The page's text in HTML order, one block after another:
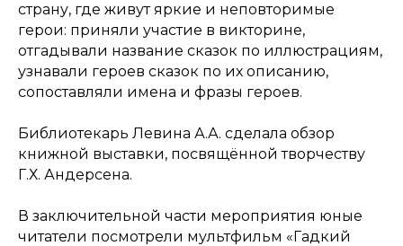
страну, где живут яркие и неповторимые
герои: приняли участие в викторине,
отгадывали название сказок по иллюстрациям,
узнавали героев сказок по их описанию,
сопоставляли имена и фразы героев.
Библиотекарь Левина А.А. сделала обзор
книжной выставки, посвящённой творчеству
Г.Х. Андерсена.
В заключительной части мероприятия юные
читатели посмотрели мультфильм «Гадкий